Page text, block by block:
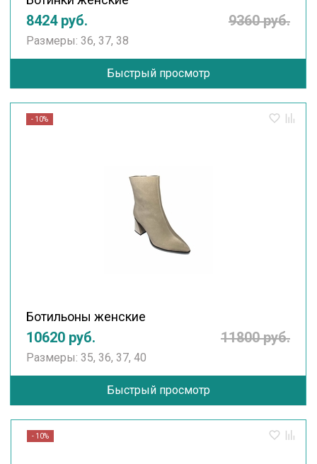
8424 руб. 9360 руб.
Размеры: 36, 37, 38
Быстрый просмотр
- 10%
Ботильоны женские
10620 руб. 11800 руб.
Размеры: 35, 36, 37, 40
Быстрый просмотр
- 10%